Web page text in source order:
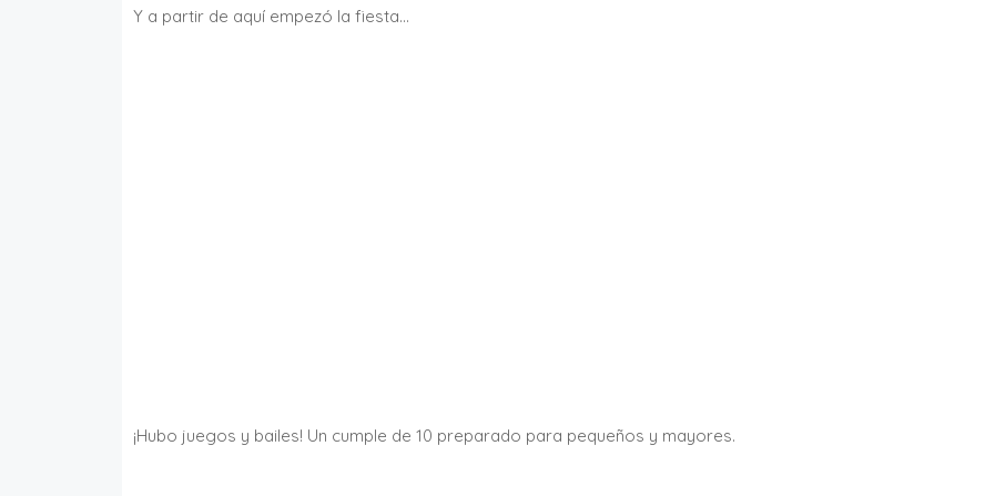
Y a partir de aquí empezó la fiesta…
¡Hubo juegos y bailes! Un cumple de 10 preparado para pequeños y mayores.